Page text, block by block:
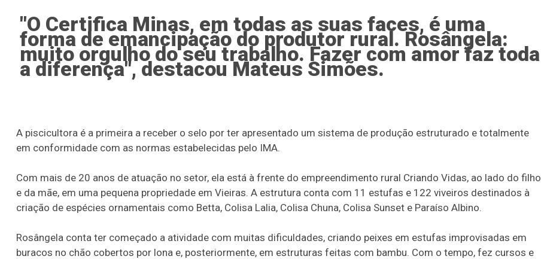
"O Certifica Minas, em todas as suas faces, é uma
forma de emancipação do produtor rural. Rosângela:
muito orgulho do seu trabalho. Fazer com amor faz toda
a diferença", destacou Mateus Simões.
A piscicultora é a primeira a receber o selo por ter apresentado um sistema de produção estruturado e totalmente
em conformidade com as normas estabelecidas pelo IMA.
Com mais de 20 anos de atuação no setor, ela está à frente do empreendimento rural Criando Vidas, ao lado do filho
e da mãe, em uma pequena propriedade em Vieiras. A estrutura conta com 11 estufas e 122 viveiros destinados à
criação de espécies ornamentais como Betta, Colisa Lalia, Colisa Chuna, Colisa Sunset e Paraíso Albino.
Rosângela conta ter começado a atividade com muitas dificuldades, criando peixes em estufas improvisadas em
buracos no chão cobertos por lona e, posteriormente, em estruturas feitas com bambu. Com o tempo, fez cursos e